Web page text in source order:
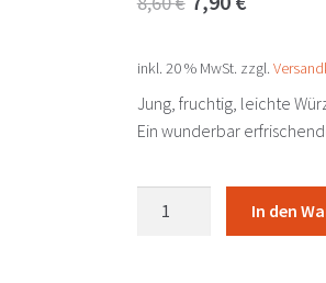
war:
8,60 €
ist:
7,90 €.
inkl. 20 % MwSt. zzgl.
Jung, fruchtig, leichte
Ein wunderbar
In den